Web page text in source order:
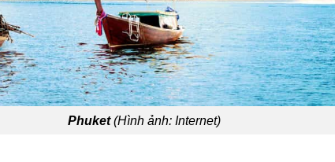
Phuket(Hình ảnh: Internet)